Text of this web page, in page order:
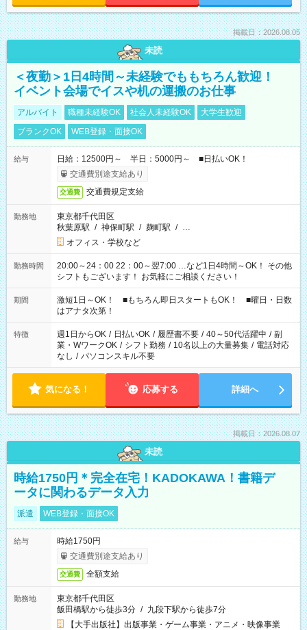
掲載日：2026.08.05
未読
＜夜勤＞1日4時間～未経験でももちろん歓迎！
イベント会場でイスや机の運搬のお仕事
アルバイト 職種未経験OK 社会人未経験OK
大学生歓迎
ブランクOK
WEB登録・面接OK
給与
日給：12500円～ 半日：5000円～ ■日払いOK！
交通費別途支給あり
交通費 交通費規定支給
勤務地
東京都千代田区
秋葉原駅 / 神保町駅 / 麹町駅 / …
オフィス・学校など
勤務時間
20:00～24：00 22：00～翌7:00 …など1日4時間～OK！ その他
シフトもございます！ お気軽にご相談ください！
期間
激短1日～OK！ ■もちろん即日スタートもOK！ ■曜日・日数
はアナタ次第！
特徴 週1日からOK / 日払いOK / 履歴書不要 / 40～50代活躍中 / 副
業・WワークOK / シフト勤務 / 10名以上の大量募集 / 電話対応
なし / パソコンスキル不要
気になる！ 応募する 詳細へ
掲載日：2026.08.07
未読
時給1750円＊完全在宅！KADOKAWA！書籍デ
ータに関わるデータ入力
派遣 WEB登録・面接OK
給与
時給1750円
交通費別途支給あり
交通費 全額支給
勤務地
東京都千代田区
飯田橋駅から徒歩3分 / 九段下駅から徒歩7分
【大手出版社】出版事業・ゲーム事業・アニメ・映像事業